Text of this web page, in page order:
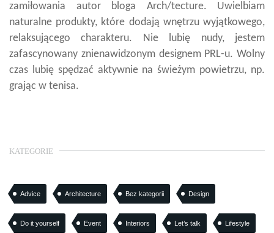
zamiłowania autor bloga Arch/tecture. Uwielbiam
naturalne produkty, które dodają wnętrzu wyjątkowego,
relaksującego charakteru. Nie lubię nudy, jestem
zafascynowany znienawidzonym designem PRL-u. Wolny
czas lubię spędzać aktywnie na świeżym powietrzu, np.
grając w tenisa.
KATEGORIE
Advice Architecture Bez kategorii Design
Do it yourself Event Interiors Let’s talk Lifestyle